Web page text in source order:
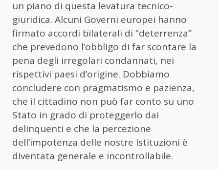
un piano di questa levatura tecnico-
giuridica. Alcuni Governi europei hanno
firmato accordi bilaterali di “deterrenza”
che prevedono l’obbligo di far scontare la
pena degli irregolari condannati, nei
rispettivi paesi d’origine. Dobbiamo
concludere con pragmatismo e pazienza,
che il cittadino non può far conto su uno
Stato in grado di proteggerlo dai
delinquenti e che la percezione
dell’impotenza delle nostre Istituzioni è
diventata generale e incontrollabile.